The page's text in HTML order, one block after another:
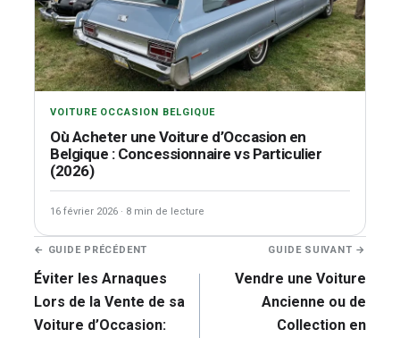
VOITURE OCCASION BELGIQUE
Où Acheter une Voiture d’Occasion en
Belgique : Concessionnaire vs Particulier
(2026)
16 février 2026 · 8 min de lecture
Navigation
de
l’article
← GUIDE PRÉCÉDENT
Éviter les Arnaques
Lors de la Vente de sa
Voiture d’Occasion:
GUIDE SUIVANT →
Vendre une Voiture
Ancienne ou de
Collection en